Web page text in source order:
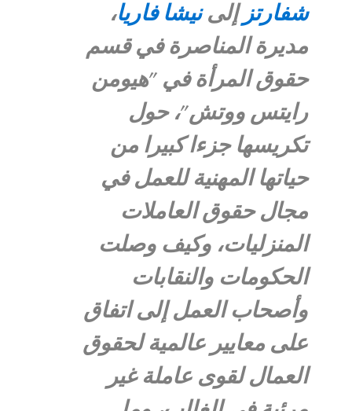
شفارتز إلىنيشا فاريا،
مديرة المناصرة في قسم
حقوق المرأة في "هيومن
رايتس ووتش"، حول
تكريسها جزءا كبيرا من
حياتها المهنية للعمل في
مجال حقوق العاملات
المنزليات، وكيف وصلت
الحكومات والنقابات
وأصحاب العمل إلى اتفاق
على معايير عالمية لحقوق
العمال لقوى عاملة غير